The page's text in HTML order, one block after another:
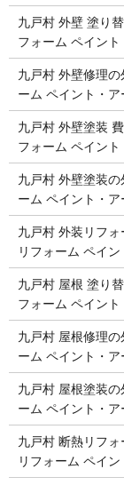
九戸村 外壁 塗り
フォーム ペイン
九戸村 外壁修理
ーム ペイント・
九戸村 外壁塗装
フォーム ペイン
九戸村 外壁塗装
ーム ペイント・
九戸村 外装リフ
リフォーム ペイ
九戸村 屋根 塗り
フォーム ペイン
九戸村 屋根修理
ーム ペイント・
九戸村 屋根塗装
ーム ペイント・
九戸村 断熱リフ
リフォーム ペイ